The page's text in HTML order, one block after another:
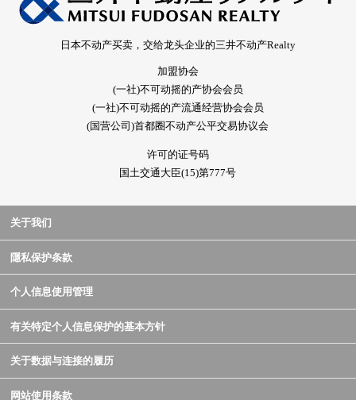
日本不动产买卖，交给龙头企业的三井不动产Realty
加盟协会
(一社)不可动摇的产协会会员
(一社)不可动摇的产流通经营协会会员
(国营公司)首都圈不动产公平交易协议会
许可的证号码
国土交通大臣(15)第777号
关于我们
隱私保护条款
个人信息使用管理
有关特定个人信息保护的基本方针
关于数据与连接的履历
网站使用条款